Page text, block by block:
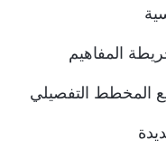
المفاهيم
المخطط التفصيلي